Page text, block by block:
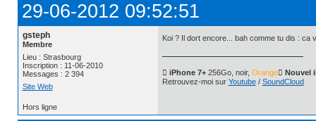
29-06-2012 09:52:51
gsteph
Membre
Lieu : Strasbourg
Inscription : 11-06-2010
Messages : 2 394
Site Web
Koi ? Il dort encore... bah comme tu dis : ca
 iPhone 7+256Go, noir, Orange Nouvel
Retrouvez-moi sur Youtube/ SoundCloud
Hors ligne